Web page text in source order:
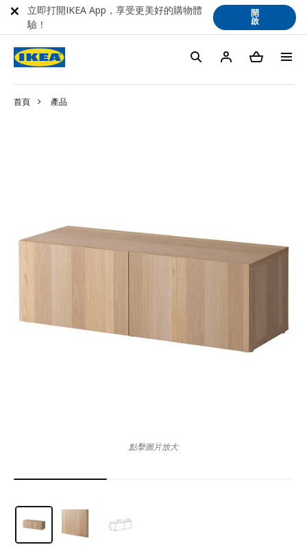
首頁 產品
點擊圖片放大
立即打開IKEA App，享受更美好的購物體
驗！
開
啟